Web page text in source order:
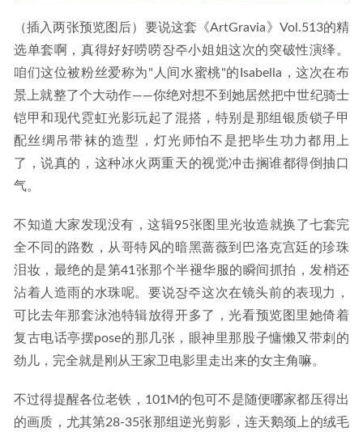
（插入两张预览图后）要说这套《ArtGravia》Vol.513的精
选单套啊，真得好好唠唠장주小姐姐这次的突破性演绎。
咱们这位被粉丝爱称为"人间水蜜桃"的Isabella，这次在布
景上就整了个大动作——你绝对想不到她居然把中世纪骑士
铠甲和现代霓虹光影玩起了混搭，特别是那组银质锁子甲
配丝绸吊带袜的造型，灯光师怕不是把毕生功力都用上
了，说真的，这种冰火两重天的视觉冲击搁谁都得倒抽口
气。
不知道大家发现没有，这辑95张图里光妆造就换了七套完
全不同的路数，从哥特风的暗黑蔷薇到巴洛克宫廷的珍珠
泪妆，最绝的是第41张那个半褪华服的瞬间抓拍，发梢还
沾着人造雨的水珠呢。要说장주这次在镜头前的表现力，
可比去年那套泳池特辑放得开多了，光看预览图里她倚着
复古电话亭摆pose的那几张，眼神里那股子慵懒又带刺的
劲儿，完全就是刚从王家卫电影里走出来的女主角嘛。
不过得提醒各位老铁，101M的包可不是随便哪家都压得出
的画质，尤其第28-35张那组逆光剪影，连天鹅颈上的绒毛